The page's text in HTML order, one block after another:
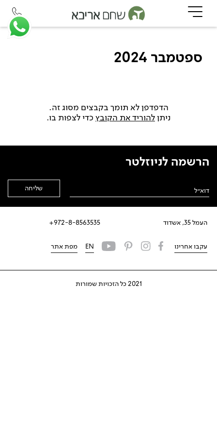
ספטמבר 2024
הדפדפן לא תומך בקבצים מסוג זה.
ניתן להוריד את הקובץ כדי לצפות בו.
העמל 35, אשדוד 972-8-8563535+
הרשמה לניוזלטר
עקבו אחרינו EN מפת אתר
2021 כל הזכויות שמורות